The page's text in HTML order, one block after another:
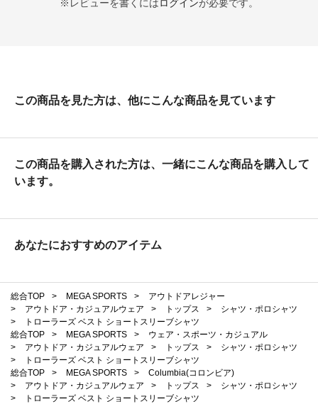
※レビューを書くにはログインが必要です。
この商品を見た方は、他にこんな商品を見ています
この商品を購入された方は、一緒にこんな商品を購入して
います。
あなたにおすすめのアイテム
総合TOP > MEGA SPORTS >
アウトドアレジャー
>
アウトドア・カジュアルウェア > トップス >
シャツ・ポロシャツ
>
トローラーズ ベスト ショートスリーブシャツ
総合TOP
> MEGA SPORTS >
ウェア・スポーツ・カジュアル
>
アウトドア・カジュアルウェア > トップス >
シャツ・ポロシャツ
>
トローラーズ ベスト ショートスリーブシャツ
総合TOP
> MEGA SPORTS >
Columbia(コロンビア)
>
アウトドア・カジュアルウェア > トップス >
シャツ・ポロシャツ
>
トローラーズ ベスト ショートスリーブシャツ